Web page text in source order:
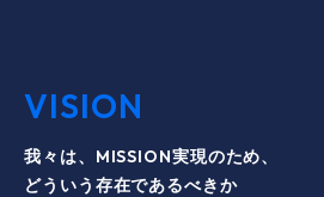
VISION
我々は、MISSION実現のため、
どういう存在であるべきか